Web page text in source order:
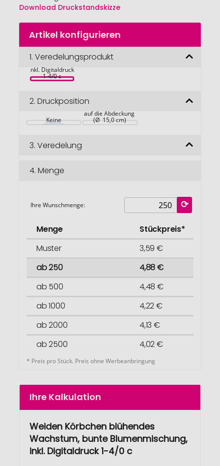
Download Druckstandskizze
Zum
Anfang
Bildgalerie
springen
Artikel konfigurieren
1. Veredelungsprodukt
Wachstum, bunte
Blumenmischung,
inkl. Digitaldruck
1-4/0 c
2. Druckposition
Keine
auf die Abdeckung
(Ø  15,0 cm)
3. Veredelung
4. Menge
Ihre Wunschmenge:
Menge
Stückpreis*
Muster
3,59 €
ab 250
4,88 €
ab 500
4,48 €
ab 1000
4,22 €
ab 2000
4,13 €
ab 2500
4,02 €
* Preis pro Stück. Preis ohne Werbeanbringung
Ihre Kalkulation
Weiden Körbchen blühendes
Wachstum, bunte Blumenmischung,
inkl. Digitaldruck 1-4/0 c